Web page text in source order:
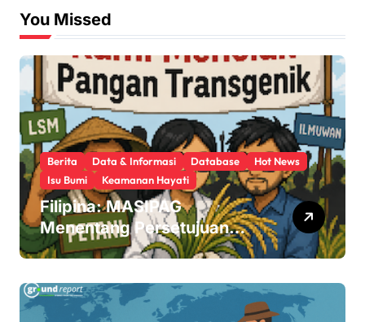
You Missed
Berita Data & Informasi Database
Hot News
Isu Bumi
Keamanan Hayati
Filipina: MASIPAG
Menentang Persetujuan
Beras Transgenik